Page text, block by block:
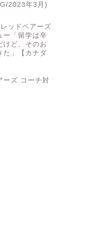
2023年3月)
ッドベアーズ
ー「留学は辛
けど、そのお
た」【カナダ
ーズ コーチ対